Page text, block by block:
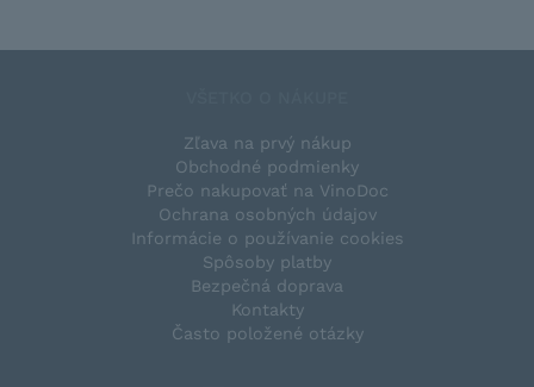
Zľava na prvý nákup
Obchodné podmienky
Prečo nakupovať na VinoDoc
Ochrana osobných údajov
Informácie o používanie cookies
Spôsoby platby
Bezpečná doprava
Kontakty
Často položené otázky